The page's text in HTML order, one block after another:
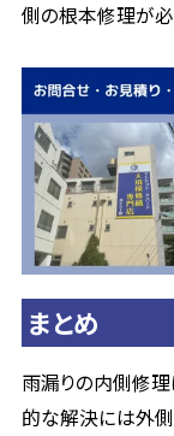
側の根本修理が必
まとめ
雨漏りの内側修理
的な解決には外側